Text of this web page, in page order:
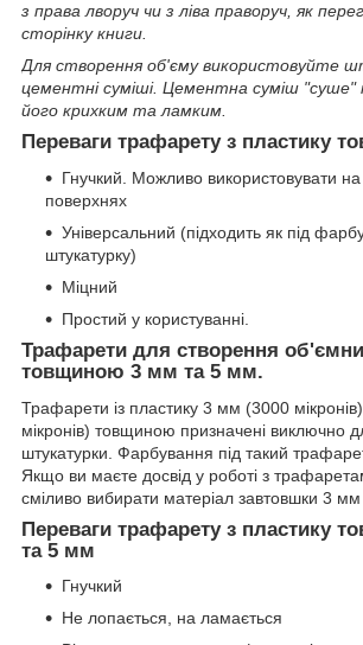
з права лворуч чи з ліва праворуч, як
сторінку книги.
Для створення об'єму використовуйте
цементні суміші. Цементна суміш
його крихким та ламким.
Переваги трафарету з пластику
Гнучкий. Можливо використовувати на
поверхнях
Універсальний (підходить як під
штукатурку)
Міцний
Простий у користуванні.
Трафарети для створення
товщиною 3 мм та 5 мм.
Трафарети із пластику 3 мм (3000
мікронів) товщиною призначені виключно
штукатурки. Фарбування під такий
Якщо ви маєте досвід у роботі з
сміливо вибирати матеріал завтовшки 3
Переваги трафарету з пластику
та 5 мм
Гнучкий
Не лопається, на ламається